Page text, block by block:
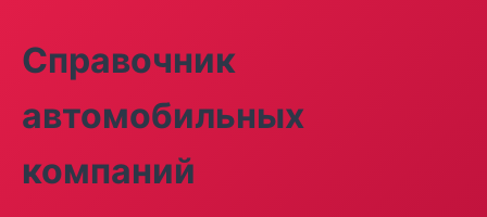
Справочник
автомобильных
компаний